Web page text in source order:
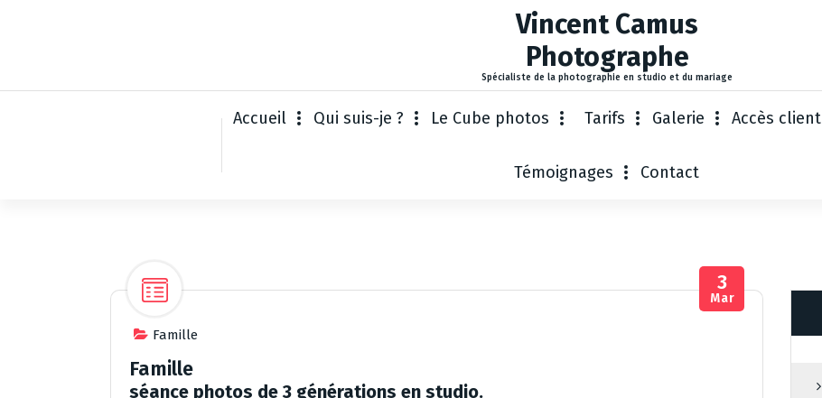
r
Vincent Camus
Photographe
Spécialiste de la photographie en studio et du mariage
Accueil Qui suis-je ? Le Cube photos Tarifs Galerie Accès client
Témoignages Contact
Famille
3
Mar
Famille
séance photos de 3 générations en studio.